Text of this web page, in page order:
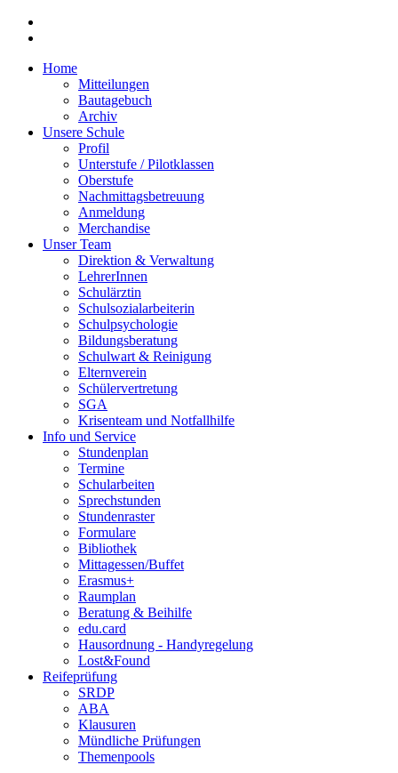
Home
Mitteilungen
Bautagebuch
Archiv
Unsere Schule
Profil
Unterstufe / Pilotklassen
Oberstufe
Nachmittagsbetreuung
Anmeldung
Merchandise
Unser Team
Direktion & Verwaltung
LehrerInnen
Schulärztin
Schulsozialarbeiterin
Schulpsychologie
Bildungsberatung
Schulwart & Reinigung
Elternverein
Schülervertretung
SGA
Krisenteam und Notfallhilfe
Info und Service
Stundenplan
Termine
Schularbeiten
Sprechstunden
Stundenraster
Formulare
Bibliothek
Mittagessen/Buffet
Erasmus+
Raumplan
Beratung & Beihilfe
edu.card
Hausordnung - Handyregelung
Lost&Found
Reifeprüfung
SRDP
ABA
Klausuren
Mündliche Prüfungen
Themenpools